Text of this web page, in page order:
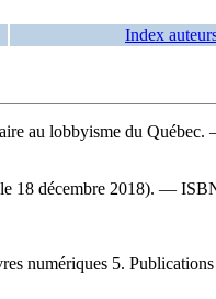
Index
au lobbyisme du
18 décembre 2018). —
5.